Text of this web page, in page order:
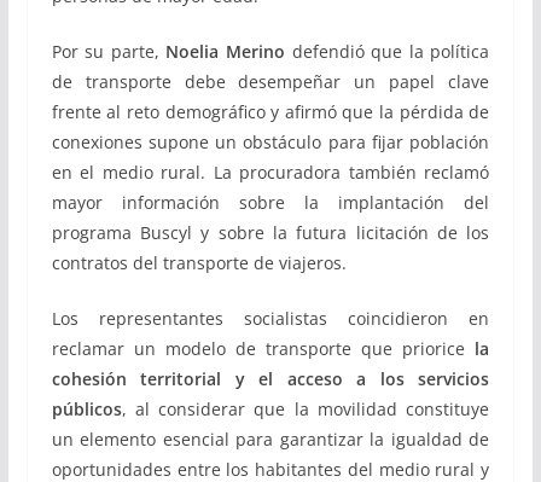
Por su parte, Noelia Merino defendió que la política
de transporte debe desempeñar un papel clave
frente al reto demográfico y afirmó que la pérdida de
conexiones supone un obstáculo para fijar población
en el medio rural. La procuradora también reclamó
mayor información sobre la implantación del
programa Buscyl y sobre la futura licitación de los
contratos del transporte de viajeros.
Los representantes socialistas coincidieron en
reclamar un modelo de transporte que priorice la
cohesión territorial y el acceso a los servicios
públicos, al considerar que la movilidad constituye
un elemento esencial para garantizar la igualdad de
oportunidades entre los habitantes del medio rural y